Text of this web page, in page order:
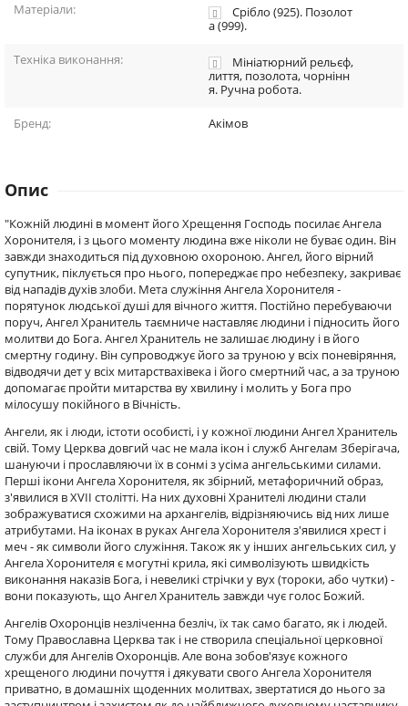
Матеріали:
Срібло (925). Позолот
а (999).
Техніка виконання:
Мініатюрний рельєф,
лиття, позолота, чорнінн
я. Ручна робота.
Бренд: Акімов
Опис
"Кожній людині в момент його Хрещення Господь посилає Ангела
Хоронителя, і з цього моменту людина вже ніколи не буває один. Він
завжди знаходиться під духовною охороною. Ангел, його вірний
супутник, піклується про нього, попереджає про небезпеку, закриває
від нападів духів злоби. Мета служіння Ангела Хоронителя -
порятунок людської душі для вічного життя. Постійно перебуваючи
поруч, Ангел Хранитель таємниче наставляє людини і підносить його
молитви до Бога. Ангел Хранитель не залишає людину і в його
смертну годину. Він супроводжує його за труною у всіх поневіряння,
відводячи дет у всіх митарствахівека і його смертний час, а за труною
допомагає пройти митарства ву хвилину і молить у Бога про
мілосушу покійного в Вічність.
Ангели, як і люди, істоти особисті, і у кожної людини Ангел Хранитель
свій. Тому Церква довгий час не мала ікон і служб Ангелам Зберігача,
шануючи і прославляючи їх в сонмі з усіма ангельськими силами.
Перші ікони Ангела Хоронителя, як збірний, метафоричний образ,
з'явилися в XVII столітті. На них духовні Хранителі людини стали
зображуватися схожими на архангелів, відрізняючись від них лише
атрибутами. На іконах в руках Ангела Хоронителя з'явилися хрест і
меч - як символи його служіння. Також як у інших ангельських сил, у
Ангела Хоронителя є могутні крила, які символізують швидкість
виконання наказів Бога, і невеликі стрічки у вух (тороки, або чутки) -
вони показують, що Ангел Хранитель завжди чує голос Божий.
Ангелів Охоронців незліченна безліч, їх так само багато, як і людей.
Тому Православна Церква так і не створила спеціальної церковної
служби для Ангелів Охоронців. Але вона зобов'язує кожного
хрещеного людини почуття і дякувати свого Ангела Хоронителя
приватно, в домашніх щоденних молитвах, звертатися до нього за